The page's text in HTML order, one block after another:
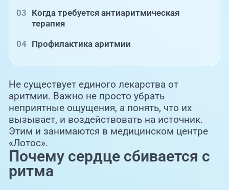
Когда требуется антиаритмическая
терапия
Профилактика аритмии
Не существует единого лекарства от
аритмии. Важно не просто убрать
неприятные ощущения, а понять, что их
вызывает, и воздействовать на источник.
Этим и занимаются в медицинском центре
«Лотос».
Почему сердце сбивается с
ритма